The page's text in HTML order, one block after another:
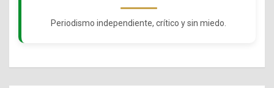
Periodismo independiente, crítico y sin miedo.